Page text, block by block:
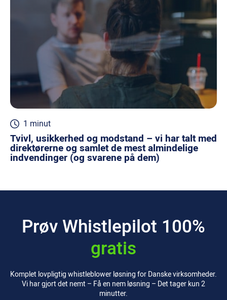
1 minut
Tvivl, usikkerhed og modstand – vi har talt med
direktørerne og samlet de mest almindelige
indvendinger (og svarene på dem)
Prøv Whistlepilot 100%
gratis
Komplet lovpligtig whistleblower løsning for Danske virksomheder.
Vi har gjort det nemt – Få en nem løsning – Det tager kun 2
minutter.